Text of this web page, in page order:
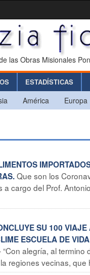
las Obras Misionales
ESTADÍSTICAS
América Europa
Que son los
cargo del Prof.
SU 100
ESCUELA DE
alegría, al
regiones vecinas,